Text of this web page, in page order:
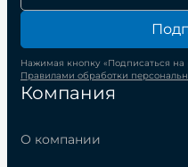
Компания
О компании
Нажимая кнопку «Подписаться на
Правилами обработки